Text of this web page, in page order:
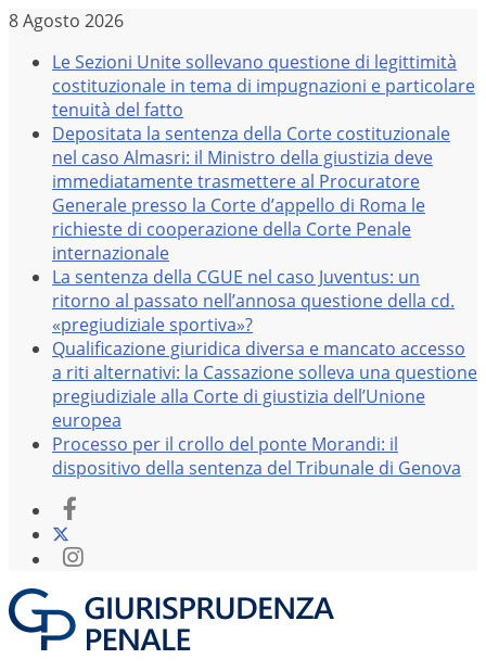
Salta
contenuto
8 Agosto 2026
Le Sezioni Unite sollevano questione di legittimità
costituzionale in tema di impugnazioni e particolare
tenuità del fatto
Depositata la sentenza della Corte costituzionale
nel caso Almasri: il Ministro della giustizia deve
immediatamente trasmettere al Procuratore
Generale presso la Corte d’appello di Roma le
richieste di cooperazione della Corte Penale
internazionale
La sentenza della CGUE nel caso Juventus: un
ritorno al passato nell’annosa questione della cd.
«pregiudiziale sportiva»?
Qualificazione giuridica diversa e mancato accesso
a riti alternativi: la Cassazione solleva una questione
pregiudiziale alla Corte di giustizia dell’Unione
europea
Processo per il crollo del ponte Morandi: il
dispositivo della sentenza del Tribunale di Genova